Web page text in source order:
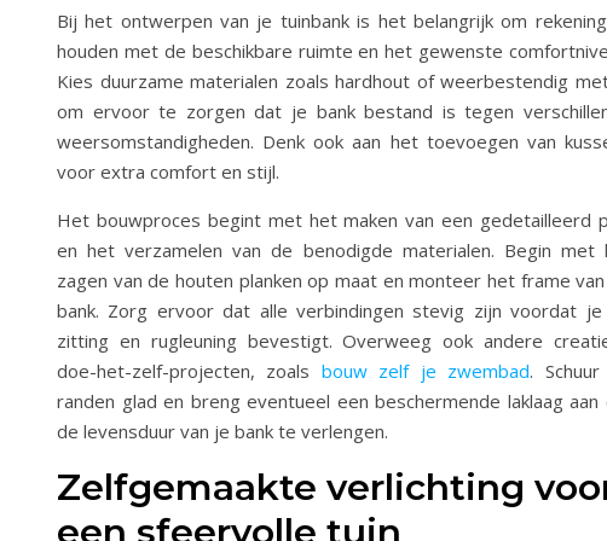
Bij het ontwerpen van je tuinbank is het belangrijk om
houden met de beschikbare ruimte en het gewenste
Kies duurzame materialen zoals hardhout of weerbestendig
om ervoor te zorgen dat je bank bestand is tegen
weersomstandigheden. Denk ook aan het toevoegen van
voor extra comfort en stijl.
Het bouwproces begint met het maken van een gedetailleerd
en het verzamelen van de benodigde materialen. Begin met
zagen van de houten planken op maat en monteer het frame
bank. Zorg ervoor dat alle verbindingen stevig zijn voordat
zitting en rugleuning bevestigt. Overweeg ook andere
doe-het-zelf-projecten, zoals bouw zelf je zwembad.
randen glad en breng eventueel een beschermende laklaag aan
de levensduur van je bank te verlengen.
Zelfgemaakte verlichting
een sfeervolle tuin